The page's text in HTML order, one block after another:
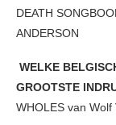
DEATH
ANDERSON
WELKE
GROOTSTE
WHOLES van Wolf